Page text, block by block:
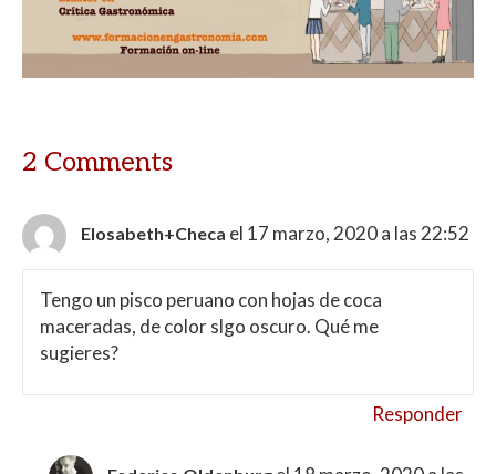
2 Comments
Elosabeth+Checa el 17 marzo, 2020 a las 22:52
Tengo un pisco peruano con hojas de coca
maceradas, de color slgo oscuro. Qué me
sugieres?
Responder